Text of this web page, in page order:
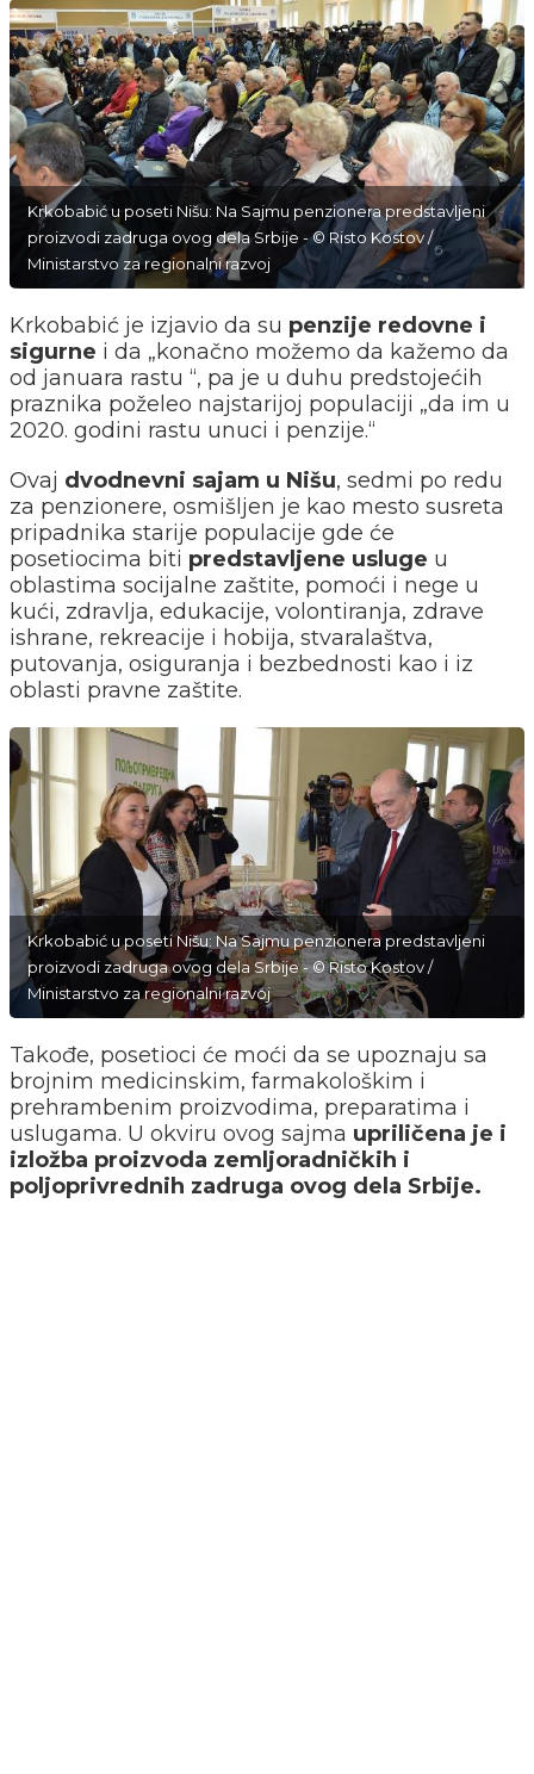
Krkobabić u poseti Nišu: Na Sajmu penzionera predstavljeni
proizvodi zadruga ovog dela Srbije - © Risto Kostov /
Ministarstvo za regionalni razvoj
Krkobabić je izjavio da su penzije redovne i
sigurne i da „konačno možemo da kažemo da
od januara rastu “, pa je u duhu predstojećih
praznika poželeo najstarijoj populaciji „da im u
2020. godini rastu unuci i penzije.“
Ovaj dvodnevni sajam u Nišu, sedmi po redu
za penzionere, osmišljen je kao mesto susreta
pripadnika starije populacije gde će
posetiocima biti predstavljene usluge u
oblastima socijalne zaštite, pomoći i nege u
kući, zdravlja, edukacije, volontiranja, zdrave
ishrane, rekreacije i hobija, stvaralaštva,
putovanja, osiguranja i bezbednosti kao i iz
oblasti pravne zaštite.
Krkobabić u poseti Nišu: Na Sajmu penzionera predstavljeni
proizvodi zadruga ovog dela Srbije - © Risto Kostov /
Ministarstvo za regionalni razvoj
Takođe, posetioci će moći da se upoznaju sa
brojnim medicinskim, farmakološkim i
prehrambenim proizvodima, preparatima i
uslugama. U okviru ovog sajma upriličena je i
izložba proizvoda zemljoradničkih i
poljoprivrednih zadruga ovog dela Srbije.